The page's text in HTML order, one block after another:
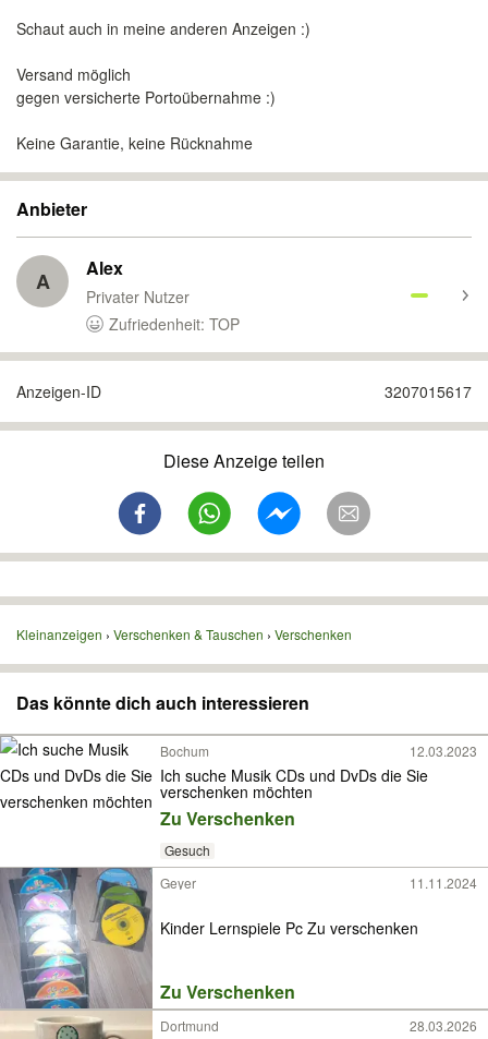
Schaut auch in meine anderen Anzeigen :)
Versand möglich
gegen versicherte Portoübernahme :)
Keine Garantie, keine Rücknahme
Anbieter
A Alex
Privater Nutzer
Zufriedenheit: TOP
Anzeigen-ID 3207015617
Diese Anzeige teilen
Kleinanzeigen Verschenken & Tauschen Verschenken
Das könnte dich auch interessieren
Bochum 12.03.2023
Ich suche Musik CDs und DvDs die Sie
verschenken möchten
Zu Verschenken
Gesuch
Geyer
11.11.2024
Kinder Lernspiele Pc Zu verschenken
Zu Verschenken
Dortmund 28.03.2026